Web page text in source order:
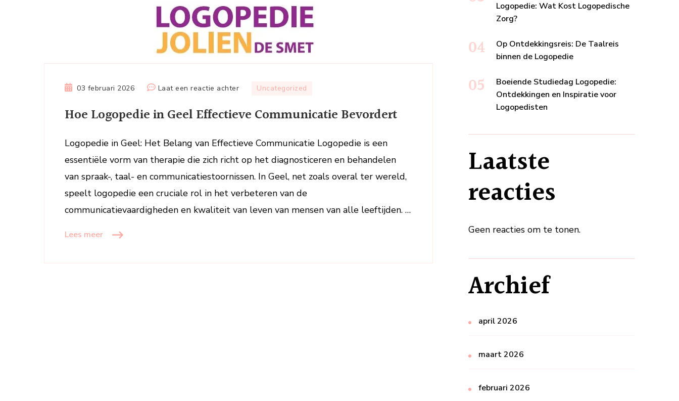
03 februari 2026 Laat een reactie achterop
Logopedie
Geel
Communicatie
Bevordert
Uncategorized
Hoe Logopedie in Geel Effectieve Communicatie Bevordert
Logopedie in Geel: Het Belang van Effectieve Communicatie Logopedie is een
essentiële vorm van therapie die zich richt op het diagnosticeren en behandelen
van spraak-, taal- en communicatiestoornissen. In Geel, net zoals overal ter wereld,
speelt logopedie een cruciale rol in het verbeteren van de
communicatievaardigheden en kwaliteit van leven van mensen van alle leeftijden. …
Lees meer
Logopedie: Wat Kost Logopedische
Zorg?
Op Ontdekkingsreis: De Taalreis
binnen de Logopedie
Boeiende Studiedag Logopedie:
Ontdekkingen en Inspiratie voor
Logopedisten
Laatste
reacties
Geen reacties om te tonen.
Archief
april 2026
maart 2026
februari 2026